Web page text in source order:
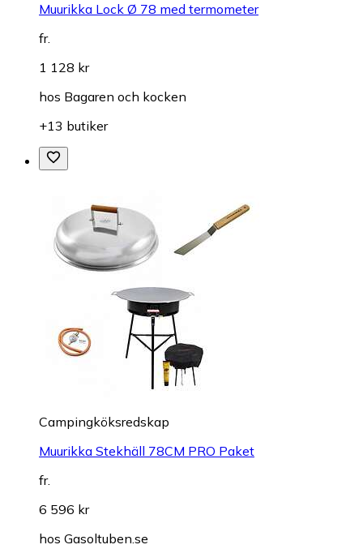
Muurikka Lock Ø 78 med termometer
fr.
1 128 kr
hos Bagaren och kocken
+13 butiker
Campingköksredskap
Muurikka Stekhäll 78CM PRO Paket
fr.
6 596 kr
hos Gasoltuben.se